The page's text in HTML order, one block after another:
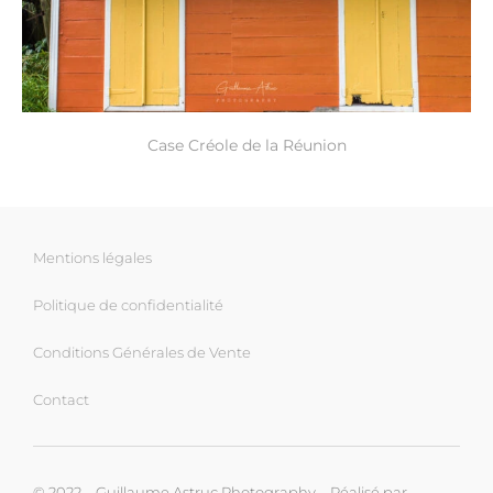
Case Créole de la Réunion
Mentions légales
Politique de confidentialité
Conditions Générales de Vente
Contact